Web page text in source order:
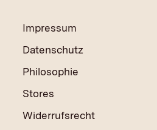
Impressum
Datenschutz
Philosophie
Stores
Widerrufsrecht